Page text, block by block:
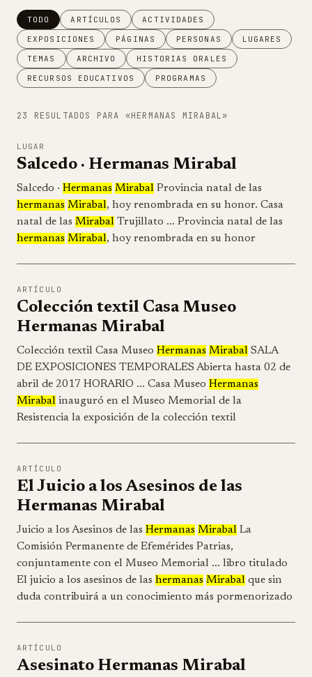
TODO ARTÍCULOS
ACTIVIDADES
EXPOSICIONES
PÁGINAS PERSONAS
LUGARES
TEMAS
ARCHIVO
HISTORIAS ORALES
RECURSOS EDUCATIVOS
PROGRAMAS
23 RESULTADOS PARA «HERMANAS MIRABAL»
LUGAR
Salcedo · Hermanas Mirabal
Salcedo · Hermanas Mirabal Provincia natal de las
hermanas Mirabal, hoy renombrada en su honor. Casa
natal de las Mirabal Trujillato ... Provincia natal de las
hermanas Mirabal, hoy renombrada en su honor
ARTÍCULO
Colección textil Casa Museo
Hermanas Mirabal
Colección textil Casa Museo Hermanas Mirabal SALA
DE EXPOSICIONES TEMPORALES Abierta hasta 02 de
abril de 2017 HORARIO ... Casa Museo Hermanas
Mirabal inauguró en el Museo Memorial de la
Resistencia la exposición de la colección textil
ARTÍCULO
El Juicio a los Asesinos de las
Hermanas Mirabal
Juicio a los Asesinos de las Hermanas Mirabal La
Comisión Permanente de Efemérides Patrias,
conjuntamente con el Museo Memorial ... libro titulado
El juicio a los asesinos de las hermanas Mirabal que sin
duda contribuirá a un conocimiento más pormenorizado
ARTÍCULO
Asesinato Hermanas Mirabal